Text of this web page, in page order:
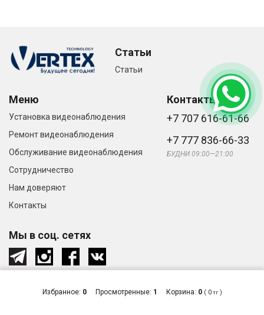
Избранное: 0 Просмотренные: 1 Корзина: 0 ( 0тг)
Статьи
Статьи
Меню
Установка видеонаблюдения
Ремонт видеонаблюдения
Обслуживание видеонаблюдения
Сотрудничество
Нам доверяют
Контакты
Контакты
+7 707 616-61-66
+7 777 836-66-33
БУДНИ 09:00—21:00
Мы в соц. сетях